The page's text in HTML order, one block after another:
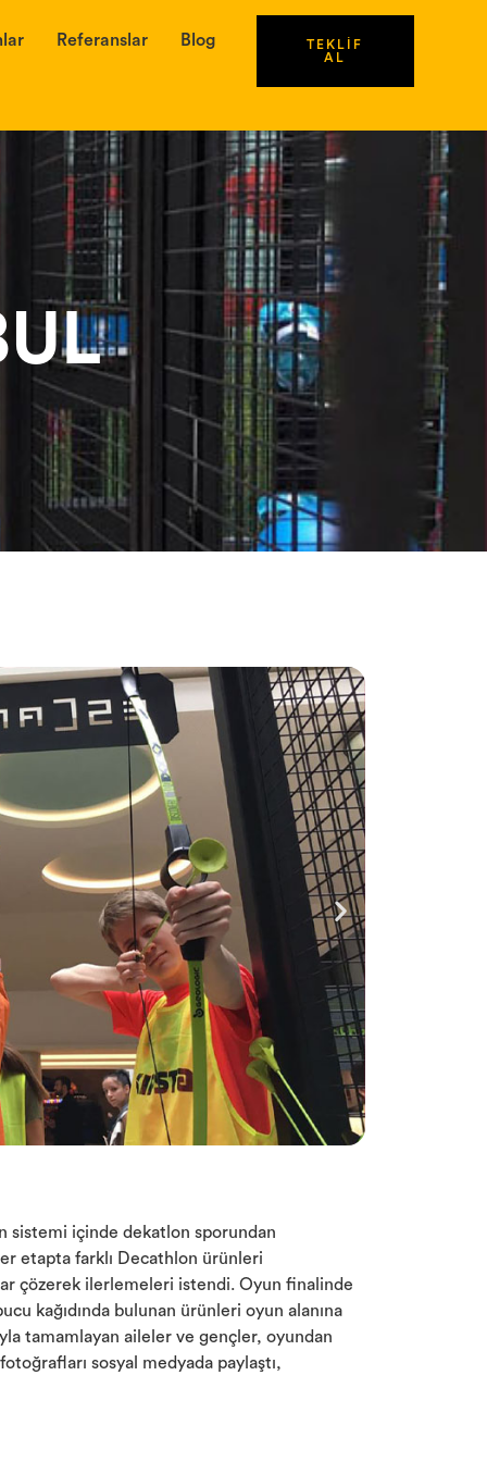
Referanslar Blog
TEKLİF
AL
sistemi içinde dekatlon sporundan
etapta farklı Decathlon ürünleri
çözerek ilerlemeleri istendi. Oyun finalinde
kağıdında bulunan ürünleri oyun alanına
tamamlayan aileler ve gençler, oyundan
sosyal medyada paylaştı,